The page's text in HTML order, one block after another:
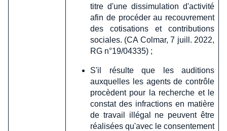
titre d'une dissimulation d'activité
afin de procéder au recouvrement
des cotisations et contributions
sociales. (CA Colmar, 7 juill. 2022,
RG n°19/04335) ;
S'il résulte que les auditions
auxquelles les agents de contrôle
procèdent pour la recherche et le
constat des infractions en matière
de travail illégal ne peuvent être
réalisées qu'avec le consentement